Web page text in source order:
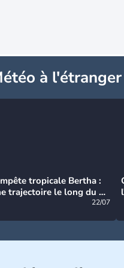
à l'étranger
tropicale Bertha :
trajectoire le long du du
22/07